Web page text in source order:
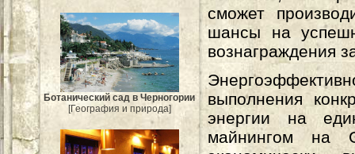
Ботанический сад в Черногории
[География и природа]
сможет
шансы на
вознаграждения
выполнения
энергии на
майнингом на